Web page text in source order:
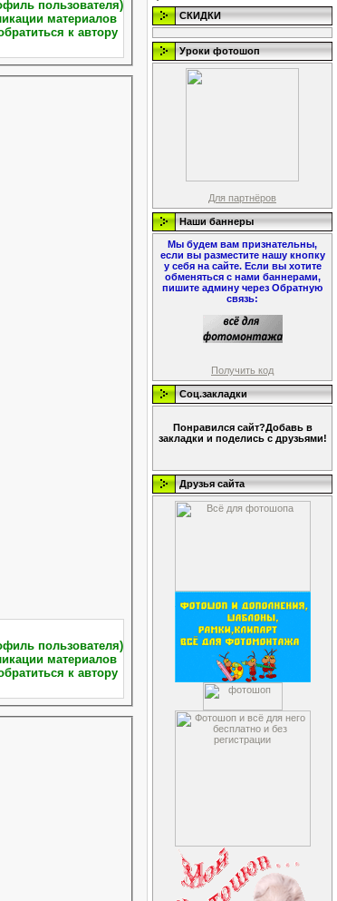
к автору
к автору
СКИДКИ
Уроки фотошоп
Для партнёров
Наши баннеры
Мы будем вам признательны,
если вы разместите нашу кнопку
у себя на сайте. Если вы хотите
обменяться с нами баннерами,
пишите админу через Обратную
связь:
Получить код
Соц.закладки
Понравился сайт?Добавь в
закладки и поделись с друзьями!
Друзья сайта